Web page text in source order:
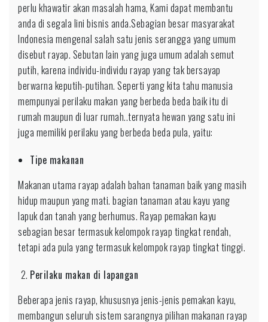
perlu khawatir akan masalah hama, Kami dapat membantu
anda di segala lini bisnis anda.Sebagian besar masyarakat
Indonesia mengenal salah satu jenis serangga yang umum
disebut rayap. Sebutan lain yang juga umum adalah semut
putih, karena individu-individu rayap yang tak bersayap
berwarna keputih-putihan. Seperti yang kita tahu manusia
mempunyai perilaku makan yang berbeda beda baik itu di
rumah maupun di luar rumah..ternyata hewan yang satu ini
juga memiliki perilaku yang berbeda beda pula, yaitu:
Tipe makanan
Makanan utama rayap adalah bahan tanaman baik yang masih
hidup maupun yang mati. bagian tanaman atau kayu yang
lapuk dan tanah yang berhumus. Rayap pemakan kayu
sebagian besar termasuk kelompok rayap tingkat rendah,
tetapi ada pula yang termasuk kelompok rayap tingkat tinggi.
Perilaku makan di lapangan
Beberapa jenis rayap, khususnya jenis-jenis pemakan kayu,
membangun seluruh sistem sarangnya pilihan makanan rayap